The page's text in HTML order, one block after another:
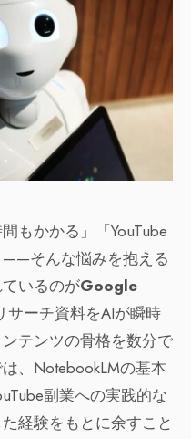
もかかる」「YouTube
——そんな悩みを抱える
いるのがGoogle
サーチ資料をAIが瞬時
テンツの骨格を数分で
、NotebookLMの基本
副業への実践的な
経験をもとに余すこと